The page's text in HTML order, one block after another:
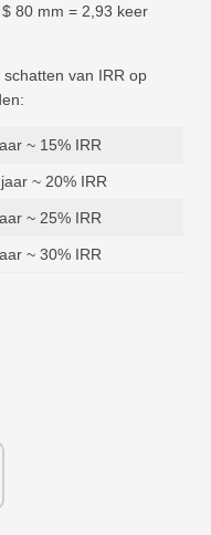
80 mm = 2,93 keer
van IRR op
~ 15% IRR
~ 20% IRR
~ 25% IRR
~ 30% IRR